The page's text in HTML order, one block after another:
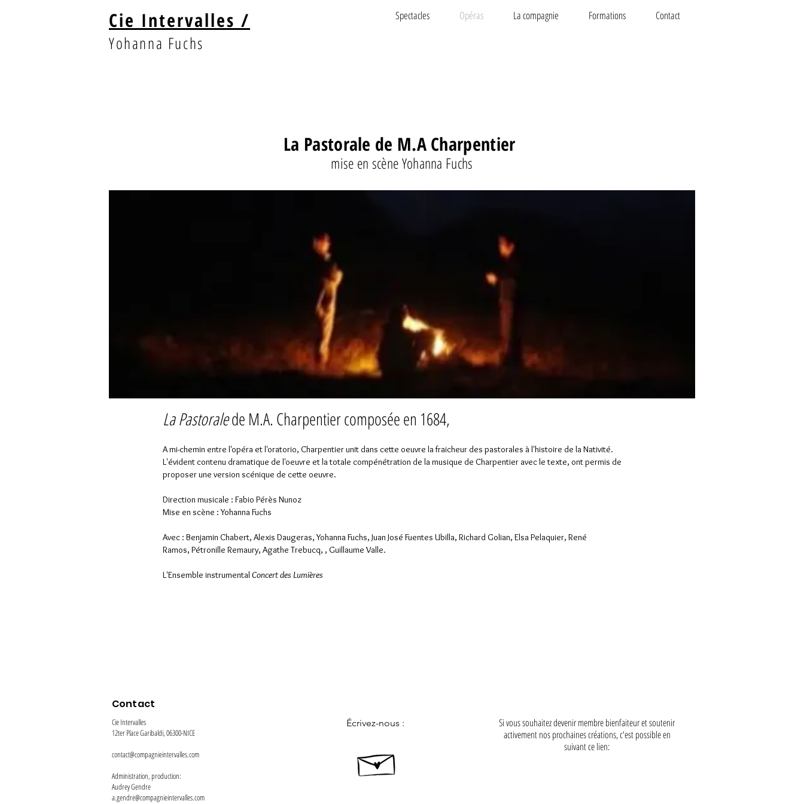
Cie Intervalles /
Yohanna Fuchs
Spectacles Opéras La compagnie Formations Contact
La Pastorale de M.A Charpentier
mise en scène Yohanna Fuchs
La Pastoralede M.A. Charpentier composée en 1684,
A mi-chemin entre l'opéra et l'oratorio, Charpentier unit dans cette oeuvre la fraicheur des pastorales à l'histoire de la Nativité.
L'évident contenu dramatique de l'oeuvre et la totale compénétration de la musique de Charpentier avec le texte, ont permis de
proposer une version scénique de cette oeuvre.
Direction musicale : Fabio Pérès Nunoz
Mise en scène : Yohanna Fuchs
Avec : ​ Benjamin Chabert, Alexis Daugeras, Yohanna Fuchs, Juan José Fuentes Ubilla, Richard Golian, Elsa Pelaquier, René
Ramos, Pétronille Remaury, Agathe Trebucq, , Guillaume Valle.
L'Ensemble instrumental Concert des Lumières
Contact
Cie Intervalles
12ter Place Garibaldi, 06300-NICE
contact@compagnieintervalles.com
Administration, production:
Audrey Gendre
a.gendre@compagnieintervalles.com
Écrivez-nous :
Si vous souhaitez devenir membre bienfaiteur et soutenir
activement nos prochaines créations, c'est possible en
suivant ce lien: